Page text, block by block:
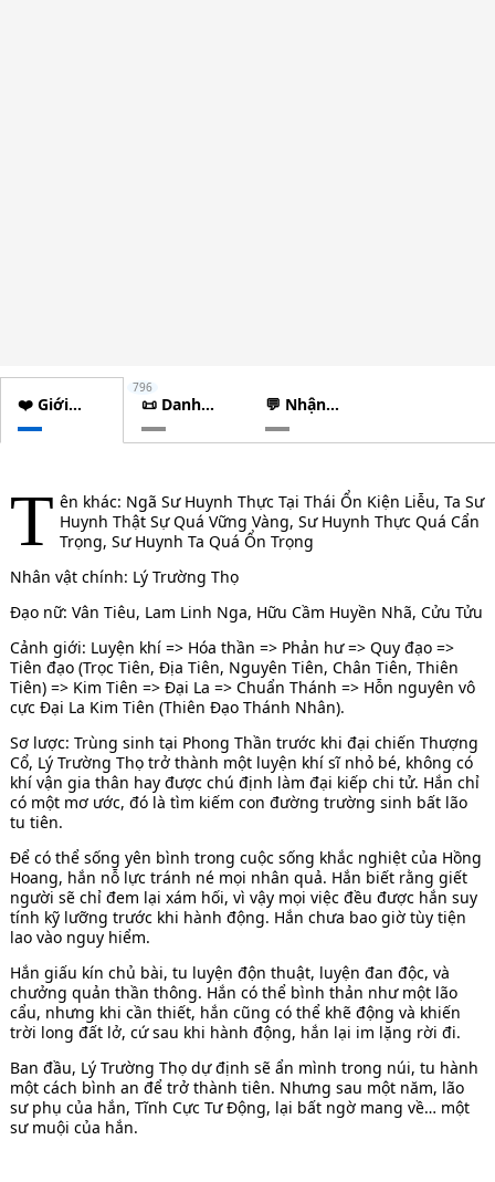
❤️ Giới
thiệu
📜 Danh
sách
chương
796
💬 Nhận
xét
T ên khác: Ngã Sư Huynh Thực Tại Thái Ổn Kiện Liễu, Ta Sư
Huynh Thật Sự Quá Vững Vàng, Sư Huynh Thực Quá Cẩn
Trọng, Sư Huynh Ta Quá Ổn Trọng
Nhân vật chính: Lý Trường Thọ
Đạo nữ: Vân Tiêu, Lam Linh Nga, Hữu Cầm Huyền Nhã, Cửu Tửu
Cảnh giới: Luyện khí => Hóa thần => Phản hư => Quy đạo =>
Tiên đạo (Trọc Tiên, Địa Tiên, Nguyên Tiên, Chân Tiên, Thiên
Tiên) => Kim Tiên => Đại La => Chuẩn Thánh => Hỗn nguyên vô
cực Đại La Kim Tiên (Thiên Đạo Thánh Nhân).
Sơ lược: Trùng sinh tại Phong Thần trước khi đại chiến Thượng
Cổ, Lý Trường Thọ trở thành một luyện khí sĩ nhỏ bé, không có
khí vận gia thân hay được chú định làm đại kiếp chi tử. Hắn chỉ
có một mơ ước, đó là tìm kiếm con đường trường sinh bất lão
tu tiên.
Để có thể sống yên bình trong cuộc sống khắc nghiệt của Hồng
Hoang, hắn nỗ lực tránh né mọi nhân quả. Hắn biết rằng giết
người sẽ chỉ đem lại xám hối, vì vậy mọi việc đều được hắn suy
tính kỹ lưỡng trước khi hành động. Hắn chưa bao giờ tùy tiện
lao vào nguy hiểm.
Hắn giấu kín chủ bài, tu luyện độn thuật, luyện đan độc, và
chưởng quản thần thông. Hắn có thể bình thản như một lão
cẩu, nhưng khi cần thiết, hắn cũng có thể khẽ động và khiến
trời long đất lở, cứ sau khi hành động, hắn lại im lặng rời đi.
Ban đầu, Lý Trường Thọ dự định sẽ ẩn mình trong núi, tu hành
một cách bình an để trở thành tiên. Nhưng sau một năm, lão
sư phụ của hắn, Tĩnh Cực Tư Động, lại bất ngờ mang về… một
sư muội của hắn.